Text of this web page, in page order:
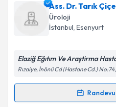
Dr. Anıl Erkaniçin
Size bu uzmandan randevu
hazırlandığında e-posta
Kişisel verilerimin
Metni'ni okudum ve
Ass. Dr. Tarık
Üroloji
İstanbul, Esenyurt
Elaziğ Eğıtım Ve Araştirma
Rızaiye, İnönü Cd (Hastane Cd.)
Randevu Takvimi